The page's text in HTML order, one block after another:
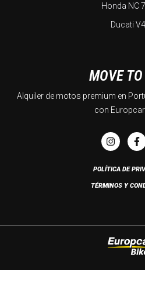
Honda NC
Ducati
MOVE
Alquiler de motos premium en
con
POLÍTICA DE
TÉRMINOS Y